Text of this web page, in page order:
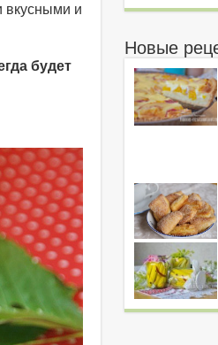
вкусными и
будет
Новые